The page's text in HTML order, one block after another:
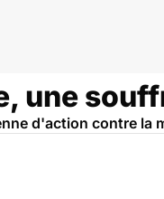
une
d'action contre la